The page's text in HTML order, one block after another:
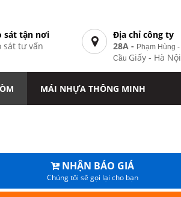
sát tận nơi
sát tư vấn
Địa chỉ công ty
28A - Phạm Hùng -
Cầu Giấy - Hà Nội
MÁI NHỰA THÔNG MINH
NHẬN BÁO GIÁ
Chúng tôi sẽ gọi lại cho bạn